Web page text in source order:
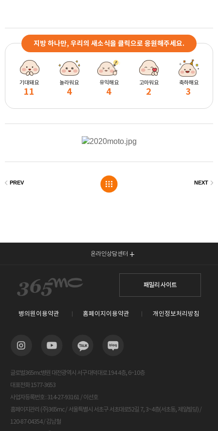
지방 하나만, 우리의 새소식을 클릭으로 응원해주세요.
기대돼요
11
놀라워요
4
유익해요
4
고마워요
2
축하해요
3
온라인상담센터
패밀리 사이트
병의원이용약관 홈페이지이용약관 개인정보처리방침
글로벌365mc병원 대전광역시 서구 대덕대로 194 4층, 6~10층
대표전화 1577-3653
사업자등록번호 : 314-27-93161 / 이선호
홈페이지관리 (주)365mc / 서울특별시 서초구 서초대로52길 7, 3~4층(서초동, 제일빌딩) /
120-87-04354 / 김남철